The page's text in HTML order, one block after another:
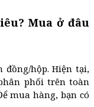
Mua ở đâu
đồng/hộp. Hiện tại,
phối trên toàn
mua hàng, bạn có